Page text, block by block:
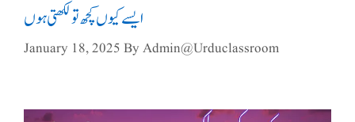
ایسے کیوں کچھ تو لکھتی ہوں
January 18, 2025 ByAdmin@urduclassroom